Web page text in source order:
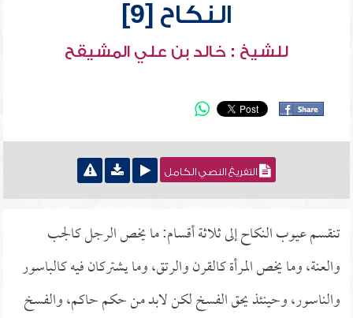
النكاح [9]
للشيخ : خالد بن علي المشيقح
التفريغ النصي الكامل
تنقسم عيوب النكاح إلى ثلاثة أقسام: ما يخص الرجل كالجب
والعنة، وما يخص المرأة كالقرن والرتق، وما يشتركان فيه كالباسور
والناسور، وحينئذ يحق الفسخ لكن لابد من حكم حاكم، والفسخ